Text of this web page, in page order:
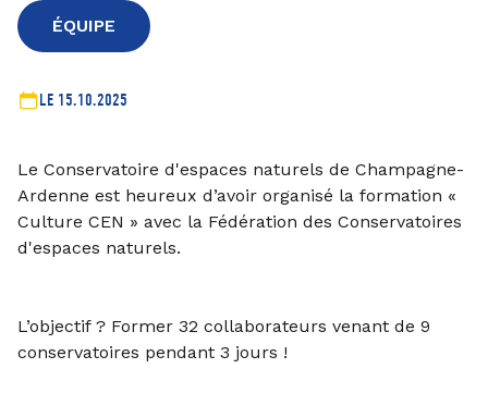
ÉQUIPE
LE 15.10.2025
Le Conservatoire d'espaces naturels de Champagne-
Ardenne est heureux d’avoir organisé la formation «
Culture CEN » avec la Fédération des Conservatoires
d'espaces naturels.
L’objectif ? Former 32 collaborateurs venant de 9
conservatoires pendant 3 jours !